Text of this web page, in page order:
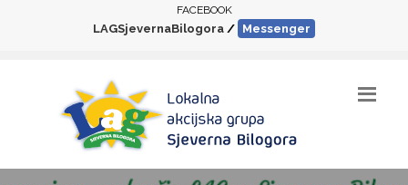
FACEBOOK
LAGSjevernaBilogora / Messenger